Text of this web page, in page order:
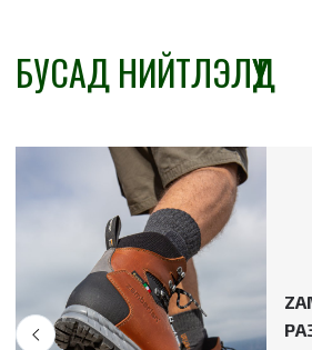
БУСАД НИЙТЛЭЛҮҮД